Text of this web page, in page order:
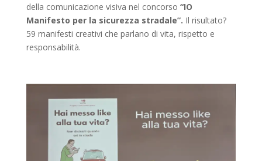
della comunicazione visiva nel concorso “IO
Manifesto per la sicurezza stradale”. Il risultato?
59 manifesti creativi che parlano di vita, rispetto e
responsabilità.